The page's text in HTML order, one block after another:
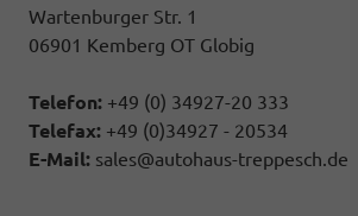
Wartenburger Str. 1
06901 Kemberg OT Globig
Telefon: +49 (0) 34927-20 333
Telefax: +49 (0)34927 - 20534
E-Mail: sales@autohaus-treppesch.de